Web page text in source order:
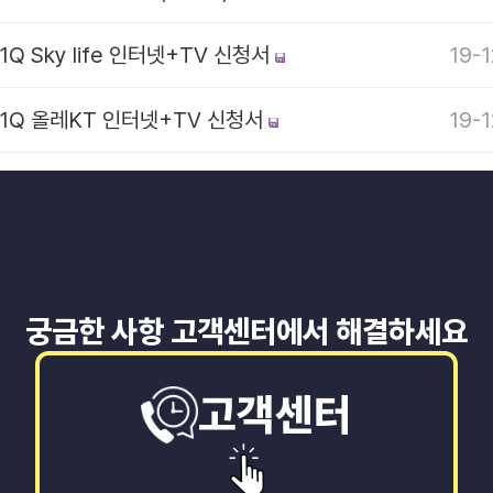
Sky life 인터넷+TV 신청서 19-
올레KT 인터넷+TV 신청서 19-
궁금한 사항 고객센터에서 해결하세요
고객센터